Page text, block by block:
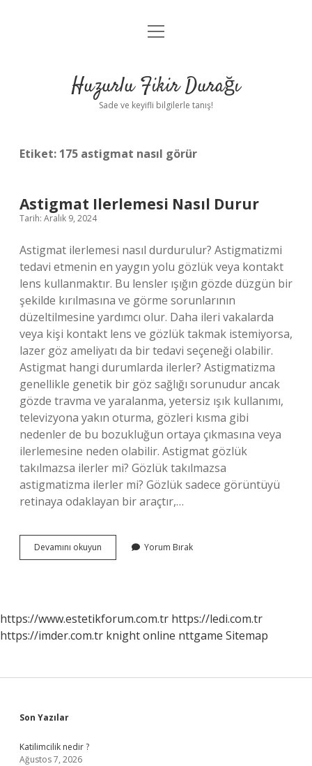
Anasayfa
Yasal Uyarı
menüyü
Huzurlu Fikir Durağı
Sade ve keyifli bilgilerle tanış!
Etiket: 175 astigmat nasıl görür
Astigmat Ilerlemesi Nasıl Durur
Tarih: Aralık 9, 2024
Astigmat ilerlemesi nasıl durdurulur? Astigmatizmi
tedavi etmenin en yaygın yolu gözlük veya kontakt
lens kullanmaktır. Bu lensler ışığın gözde düzgün bir
şekilde kırılmasına ve görme sorunlarının
düzeltilmesine yardımcı olur. Daha ileri vakalarda
veya kişi kontakt lens ve gözlük takmak istemiyorsa,
lazer göz ameliyatı da bir tedavi seçeneği olabilir.
Astigmat hangi durumlarda ilerler? Astigmatizma
genellikle genetik bir göz sağlığı sorunudur ancak
gözde travma ve yaralanma, yetersiz ışık kullanımı,
televizyona yakın oturma, gözleri kısma gibi
nedenler de bu bozukluğun ortaya çıkmasına veya
ilerlemesine neden olabilir. Astigmat gözlük
takılmazsa ilerler mi? Gözlük takılmazsa
astigmatizma ilerler mi? Gözlük sadece görüntüyü
retinaya odaklayan bir araçtır,…
Devamını okuyun Astigmat
Ilerlemesi
Yorum Bırak
https://www.estetikforum.com.tr https://ledi.com.tr
https://imder.com.tr knight online nttgame Sitemap
Sidebar
Son Yazılar
Katilimcilik nedir ?
Ağustos 7, 2026